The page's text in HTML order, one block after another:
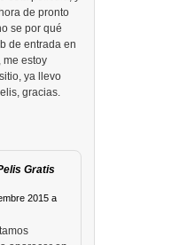
de pronto
se por qué
de entrada en
me estoy
ya llevo
gracias.
Gratis
2015 a